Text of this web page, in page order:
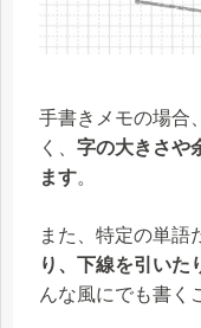
手書きメモの場合
く、 字の大きさや
ます。
また、特定の単語
り、下線を引いた
んな風にでも書く